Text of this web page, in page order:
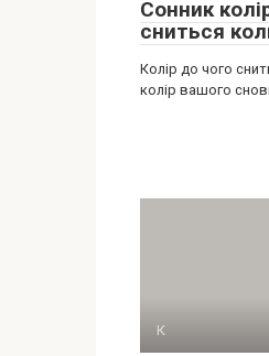
Сонник
сниться
Колір до чого
колір вашого
К